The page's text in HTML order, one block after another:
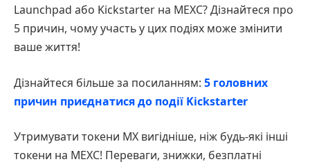
Launchpad або Kickstarter на MEXC? Дізнайтеся про
5 причин, чому участь у цих подіях може змінити
ваше життя!
Дізнайтеся більше за посиланням: 5 головних
причин приєднатися до події Kickstarter
Утримувати токени MX вигідніше, ніж будь-які інші
токени на MEXC! Переваги, знижки, безплатні